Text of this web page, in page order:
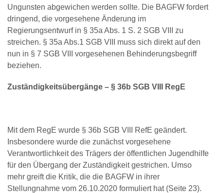
Ungunsten abgewichen werden sollte. Die BAGFW fordert
dringend, die vorgesehene Änderung im
Regierungsentwurf in § 35a Abs. 1 S. 2 SGB VIII zu
streichen. § 35a Abs.1 SGB VIII muss sich direkt auf den
nun in § 7 SGB VIII vorgesehenen Behinderungsbegriff
beziehen.
Zuständigkeitsübergänge – § 36b SGB VIII RegE
Mit dem RegE wurde § 36b SGB VIII RefE geändert.
Insbesondere wurde die zunächst vorgesehene
Verantwortlichkeit des Trägers der öffentlichen Jugendhilfe
für den Übergang der Zuständigkeit gestrichen. Umso
mehr greift die Kritik, die die BAGFW in ihrer
Stellungnahme vom 26.10.2020 formuliert hat (Seite 23).